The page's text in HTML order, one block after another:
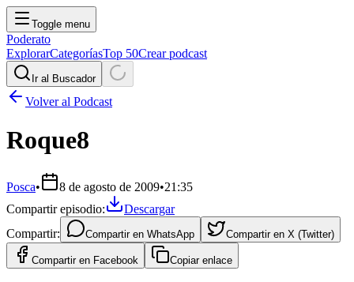
Toggle menu
Poderato
ExplorarCategoríasTop 50Crear podcast
Ir al Buscador
Volver al Podcast
Roque8
Posca• 8 de agosto de 2009•21:35
Compartir episodio:
Descargar
Compartir:
Compartir en WhatsApp Compartir en X (Twitter)
Compartir en Facebook Copiar enlace